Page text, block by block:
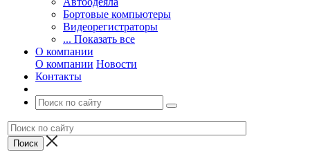
Бортовые компьютеры
Видеорегистраторы
... Показать все
О компании
О компании Новости
Контакты